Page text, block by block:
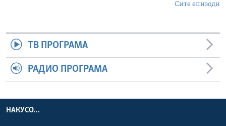
Сите епизоди
ТВ ПРОГРАМА
РАДИО ПРОГРАМА
НАКУСО...